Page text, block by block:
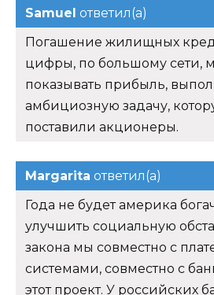
Samuel ответил(а)
Погашение жилищных
цифры, по большому сети,
показывать прибыль,
амбициозную задачу,
поставили акционеры.
Margarita ответил(а)
Года не будет америка
улучшить социальную
закона мы совместно с
системами, совместно с
этот проект. У российских